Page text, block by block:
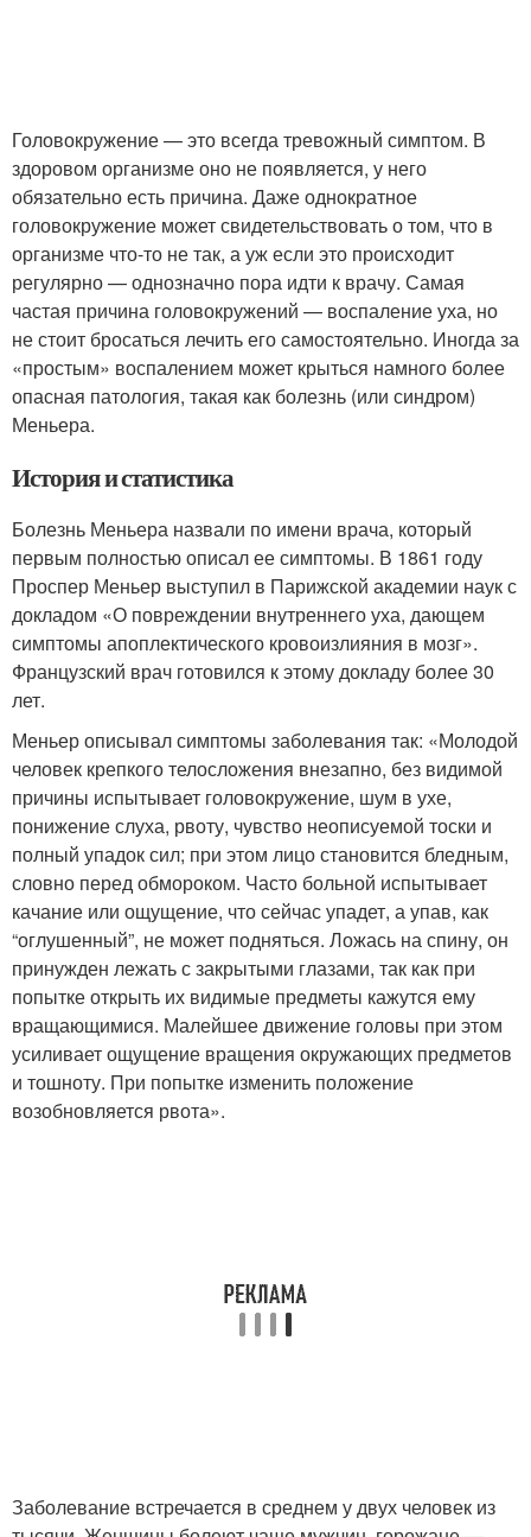
Головокружение — это всегда тревожный симптом. В
здоровом организме оно не появляется, у него
обязательно есть причина. Даже однократное
головокружение может свидетельствовать о том, что в
организме что-то не так, а уж если это происходит
регулярно — однозначно пора идти к врачу. Самая
частая причина головокружений — воспаление уха, но
не стоит бросаться лечить его самостоятельно. Иногда за
«простым» воспалением может крыться намного более
опасная патология, такая как болезнь (или синдром)
Меньера.
История и статистика
Болезнь Меньера назвали по имени врача, который
первым полностью описал ее симптомы. В 1861 году
Проспер Меньер выступил в Парижской академии наук с
докладом «О повреждении внутреннего уха, дающем
симптомы апоплектического кровоизлияния в мозг».
Французский врач готовился к этому докладу более 30
лет.
Меньер описывал симптомы заболевания так: «Молодой
человек крепкого телосложения внезапно, без видимой
причины испытывает головокружение, шум в ухе,
понижение слуха, рвоту, чувство неописуемой тоски и
полный упадок сил; при этом лицо становится бледным,
словно перед обмороком. Часто больной испытывает
качание или ощущение, что сейчас упадет, а упав, как
“оглушенный”, не может подняться. Ложась на спину, он
принужден лежать с закрытыми глазами, так как при
попытке открыть их видимые предметы кажутся ему
вращающимися. Малейшее движение головы при этом
усиливает ощущение вращения окружающих предметов
и тошноту. При попытке изменить положение
возобновляется рвота».
Заболевание встречается в среднем у двух человек из